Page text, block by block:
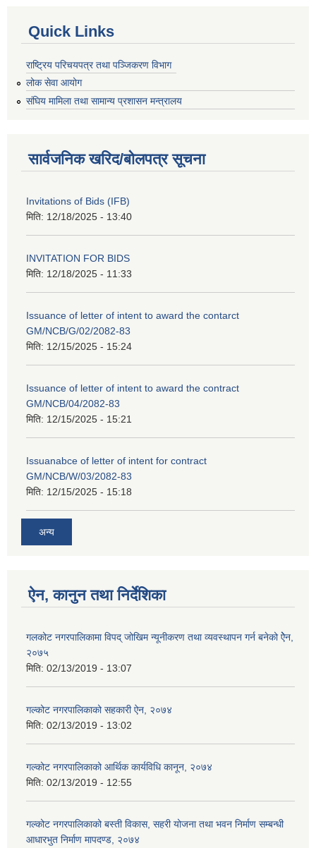
Quick Links
राष्ट्रिय परिचयपत्र तथा पञ्जिकरण विभाग
लोक सेवा आयोग
संघिय मामिला तथा सामान्य प्रशासन मन्त्रालय
सार्वजनिक खरिद/बोलपत्र सूचना
Invitations of Bids (IFB)
मिति: 12/18/2025 - 13:40
INVITATION FOR BIDS
मिति: 12/18/2025 - 11:33
Issuance of letter of intent to award the contarct
GM/NCB/G/02/2082-83
मिति: 12/15/2025 - 15:24
Issuance of letter of intent to award the contract
GM/NCB/04/2082-83
मिति: 12/15/2025 - 15:21
Issuanabce of letter of intent for contract
GM/NCB/W/03/2082-83
मिति: 12/15/2025 - 15:18
अन्य
ऐन, कानुन तथा निर्देशिका
गलकोट नगरपालिकामा विपद् जोखिम न्यूनीकरण तथा व्यवस्थापन गर्न बनेको ऐेन,
२०७५
मिति: 02/13/2019 - 13:07
गल्कोट नगरपालिकाको सहकारी ऐन, २०७४
मिति: 02/13/2019 - 13:02
गल्कोट नगरपालिकाको आर्थिक कार्यविधि कानून, २०७४
मिति: 02/13/2019 - 12:55
गल्कोट नगरपालिकाको बस्ती विकास, सहरी योजना तथा भवन निर्माण सम्बन्धी
आधारभुत निर्माण मापदण्ड, २०७४